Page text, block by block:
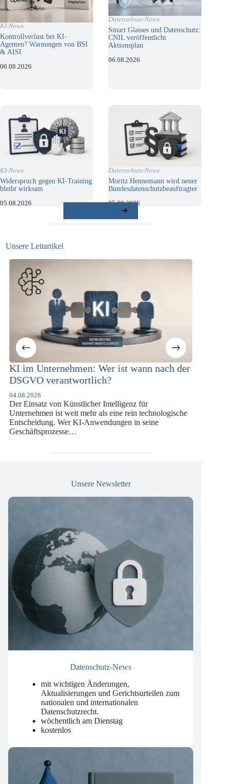
KI-News
Kontrollverlust bei KI-
Agenten? Warnungen von BSI
& AISI
06.08.2026
Datenschutz-News
Smart Glasses und Datenschutz:
CNIL veröffentlicht
Aktionsplan
06.08.2026
KI-News
Widerspruch gegen KI-Training
bleibt wirksam
05.08.2026
Datenschutz-News
Moritz Hennemann wird neuer
Bundesdatenschutzbeauftragter
05.08.2026
Unsere Leitartikel
ist wann nach der
für
rein technologische
in seine
KI-Compliance in der
Versicherungswirtschaft mit
07.07.2026
Die europäische Digitalregulierung hat in
vergangenen Jahren eine enorme
Unsere Newsletter
Datenschutz-News
mit wichtigen Änderungen,
Aktualisierungen und Gerichtsurteilen zum
nationalen und internationalen
Datenschutzrecht.
wöchentlich am Dienstag